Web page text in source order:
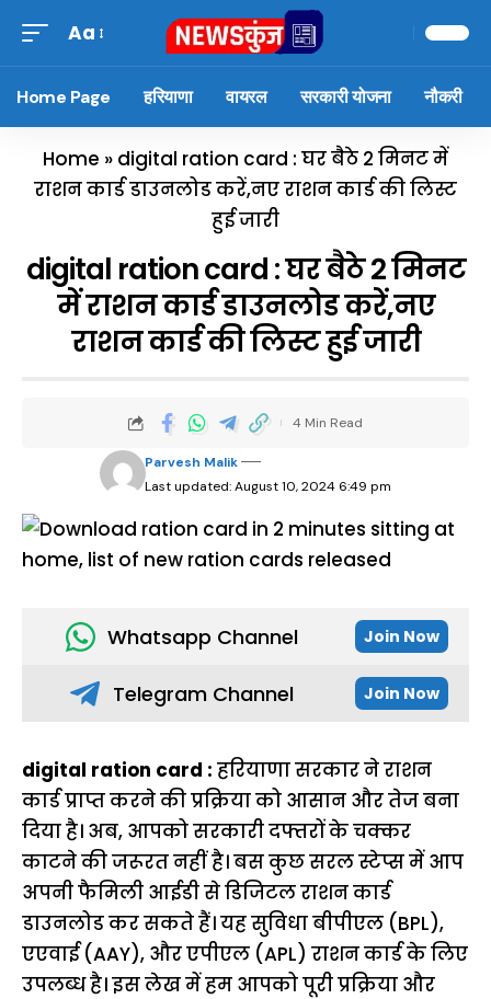
Aa
Home Page हरियाणा वायरल सरकारी योजना नौकरी
Home » digital ration card : घर बैठे 2 मिनट में
राशन कार्ड डाउनलोड करें,नए राशन कार्ड की लिस्ट
हुई जारी
digital ration card : घर बैठे 2 मिनट
में राशन कार्ड डाउनलोड करें,नए
राशन कार्ड की लिस्ट हुई जारी
Last updated: August 10, 2024 6:49 pm
Parvesh Malik
4 Min Read
Whatsapp Channel Join Now
Telegram Channel Join Now
digital ration card : हरियाणा सरकार ने राशन
कार्ड प्राप्त करने की प्रक्रिया को आसान और तेज बना
दिया है। अब, आपको सरकारी दफ्तरों के चक्कर
काटने की जरूरत नहीं है। बस कुछ सरल स्टेप्स में आप
अपनी फैमिली आईडी से डिजिटल राशन कार्ड
डाउनलोड कर सकते हैं। यह सुविधा बीपीएल (BPL),
एएवाई (AAY), और एपीएल (APL) राशन कार्ड के लिए
उपलब्ध है। इस लेख में हम आपको पूरी प्रक्रिया और